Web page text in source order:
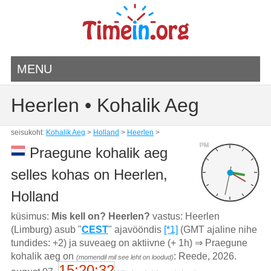
MENU
Heerlen • Kohalik Aeg
seisukoht: Kohalik Aeg > Holland > Heerlen >
PM
Praegune kohalik aeg
selles kohas on Heerlen,
Holland
küsimus: Mis kell on? Heerlen? vastus: Heerlen
(Limburg) asub "CEST" ajavööndis [*1] (GMT ajaline nihe
tundides: +2) ja suveaeg on aktiivne (+ 1h) ⇒ Praegune
kohalik aeg on (momendil mil see leht on loodud): Reede, 2026.